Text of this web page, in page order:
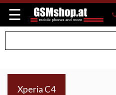
☰
Xperia C4